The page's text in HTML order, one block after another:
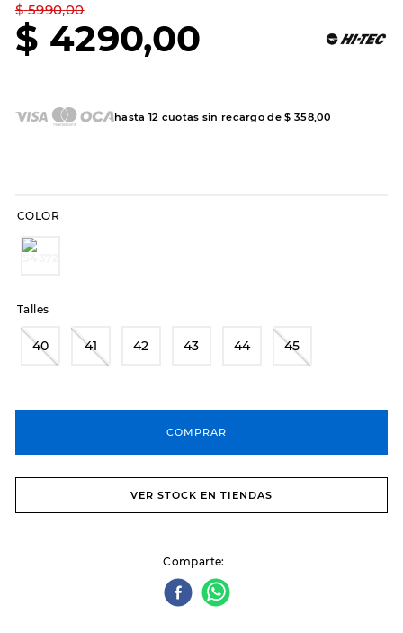
$ 5990,00
$ 4290,00
hasta 12 cuotas sin recargo de$ 358,00
COLOR
Talles
40 41 42 43 44 45
COMPRAR
VER STOCK EN TIENDAS
Comparte